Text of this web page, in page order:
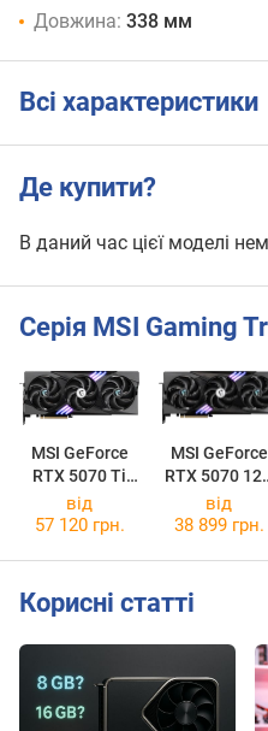
Довжина: 338 мм
Всі характеристики
Де купити?
В даний час цієї моделі
Серія MSI Gaming
MSI GeForce
RTX 5070 Ti
16G GAMING
TRIO OC
MSI GeForce
RTX 5070
GAMING TRIO
OC
від
57 120 грн.
від
38 899 грн.
Корисні статті